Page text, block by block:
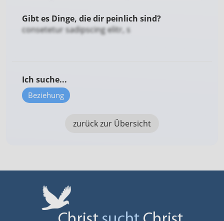
Gibt es Dinge, die dir peinlich sind?
consetetur sadipscing elitr, s
Ich suche...
Beziehung
zurück zur Übersicht